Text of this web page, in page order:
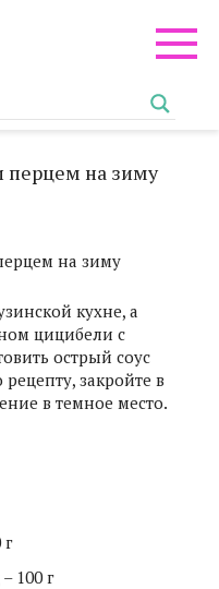
на зиму
кухне, а
цицибели с
острый соус
закройте в
в темное место.
г
100 г